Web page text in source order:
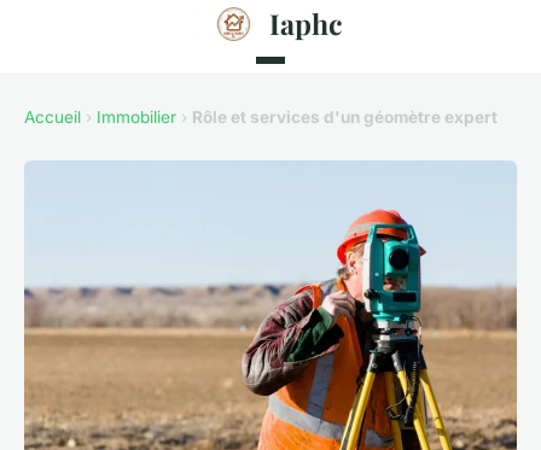
Iaphc
Accueil › Immobilier › Rôle et services d'un géomètre expert